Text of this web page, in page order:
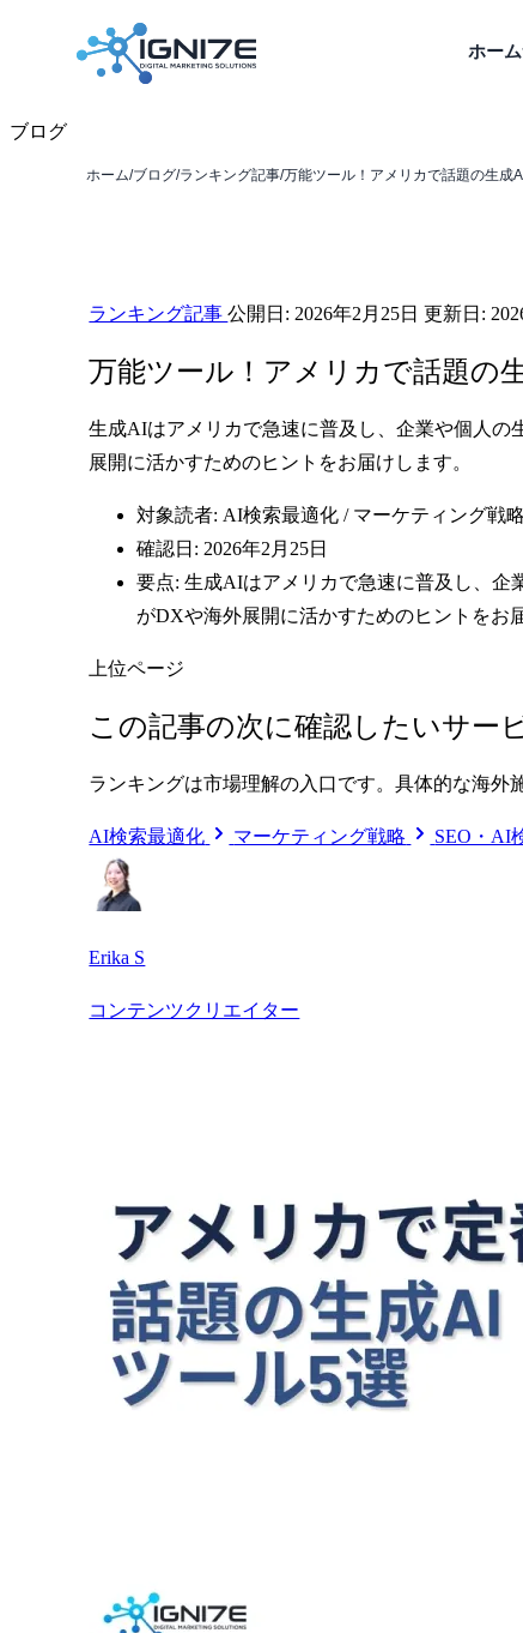
ホーム
ブログ
ホーム/ブログ/ランキング記事/万能ツール！アメリカで話題の生成
ランキング記事公開日: 2026年2月25日 更新日:
万能ツール！アメリカで話題の
生成AIはアメリカで急速に普及し、企業や個人
展開に活かすためのヒントをお届けします。
対象読者: AI検索最適化 / マーケティング戦
確認日: 2026年2月25日
要点: 生成AIはアメリカで急速に普及し、企
がDXや海外展開に活かすためのヒントをお
上位ページ
この記事の次に確認したいサー
ランキングは市場理解の入口です。具体的な海外
AI検索最適化 マーケティング戦略 SEO・AI
Erika S
コンテンツクリエイター